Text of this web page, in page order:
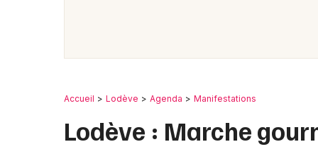
Accueil Lodève Agenda Manifestations
Lodève : Marche